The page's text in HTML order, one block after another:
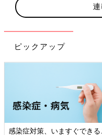
男の子ママの必需品
ピックアップ
感染症対策、いますぐできる